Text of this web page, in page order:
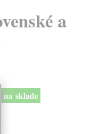
a
na sklade